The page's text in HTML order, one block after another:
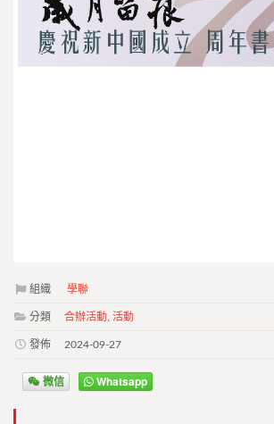
組織 學聯
分類 合辦活動 活動
發佈 2024-09-27
微信 Whatsapp